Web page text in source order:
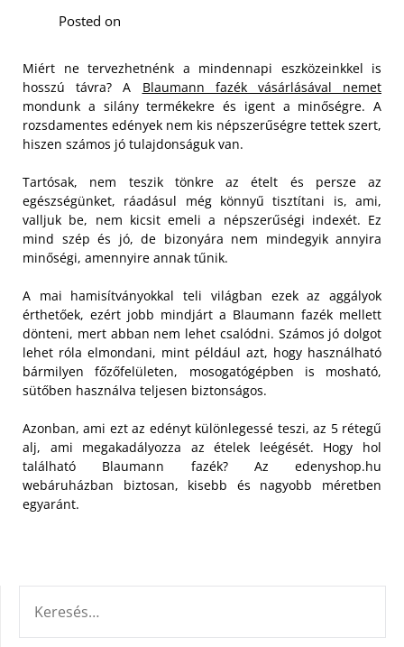
Posted on
Miért ne tervezhetnénk a mindennapi eszközeinkkel is
hosszú távra? A Blaumann fazék vásárlásával nemet
mondunk a silány termékekre és igent a minőségre. A
rozsdamentes edények nem kis népszerűségre tettek szert,
hiszen számos jó tulajdonságuk van.
Tartósak, nem teszik tönkre az ételt és persze az
egészségünket, ráadásul még könnyű tisztítani is, ami,
valljuk be, nem kicsit emeli a népszerűségi indexét. Ez
mind szép és jó, de bizonyára nem mindegyik annyira
minőségi, amennyire annak tűnik.
A mai hamisítványokkal teli világban ezek az aggályok
érthetőek, ezért jobb mindjárt a Blaumann fazék mellett
dönteni, mert abban nem lehet csalódni. Számos jó dolgot
lehet róla elmondani, mint például azt, hogy használható
bármilyen főzőfelületen, mosogatógépben is mosható,
sütőben használva teljesen biztonságos.
Azonban, ami ezt az edényt különlegessé teszi, az 5 rétegű
alj, ami megakadályozza az ételek leégését. Hogy hol
található Blaumann fazék? Az edenyshop.hu
webáruházban biztosan, kisebb és nagyobb méretben
egyaránt.